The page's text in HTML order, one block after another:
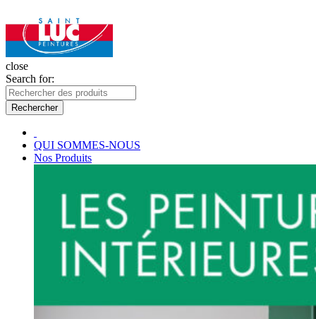
close
Search for:
Rechercher
QUI SOMMES-NOUS
Nos Produits